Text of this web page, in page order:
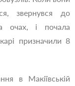
звернувся до
очах, і почала
призначили 8
в Макіївській